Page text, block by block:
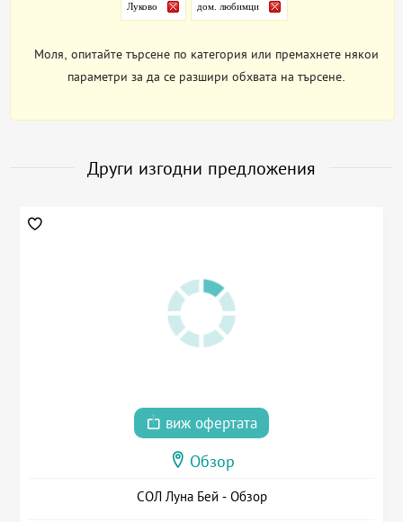
Луково дом. любимци
Моля, опитайте търсене по категория или премахнете някои
параметри за да се разшири обхвата на търсене.
Други изгодни предложения
виж офертата
Обзор
СОЛ Луна Бей - Обзор